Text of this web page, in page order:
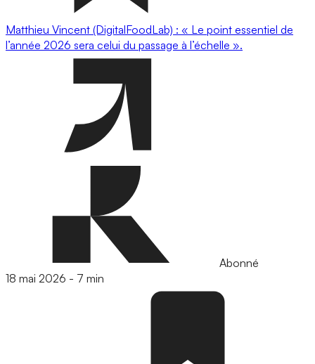
Matthieu Vincent (DigitalFoodLab) : « Le point essentiel de
l’année 2026 sera celui du passage à l’échelle ».
Abonné
18 mai 2026 - 7 min